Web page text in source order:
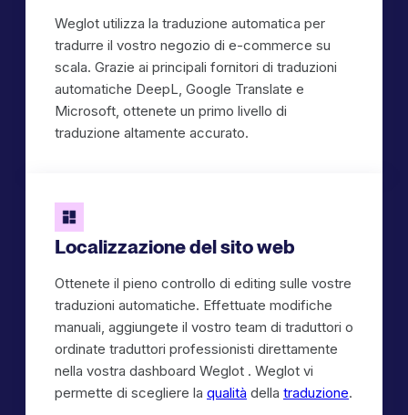
Weglot utilizza la traduzione automatica per
tradurre il vostro negozio di e-commerce su
scala. Grazie ai principali fornitori di traduzioni
automatiche DeepL, Google Translate e
Microsoft, ottenete un primo livello di
traduzione altamente accurato.
Localizzazione del sito web
Ottenete il pieno controllo di editing sulle vostre
traduzioni automatiche. Effettuate modifiche
manuali, aggiungete il vostro team di traduttori o
ordinate traduttori professionisti direttamente
nella vostra dashboard Weglot . Weglot vi
permette di scegliere la qualità della traduzione.